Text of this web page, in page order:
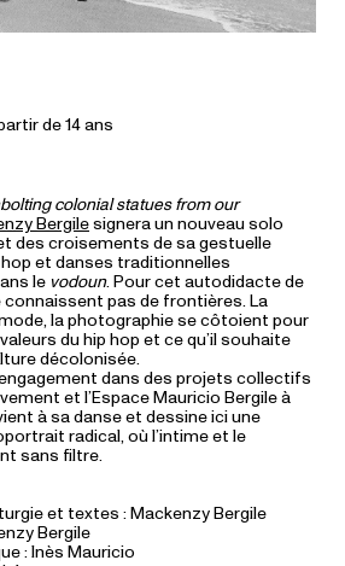
de 14 ans
colonial statues from our
Bergilesignera un nouveau solo
des croisements de sa gestuelle
et danses traditionnelles
le vodoun. Pour cet autodidacte de
connaissent pas de frontières. La
la photographie se côtoient pour
du hip hop et ce qu’il souhaite
décolonisée.
dans des projets collectifs
et l’Espace Mauricio Bergile à
à sa danse et dessine ici une
radical, où l’intime et le
sans filtre.
et textes : Mackenzy Bergile
Bergile
: Inès Mauricio